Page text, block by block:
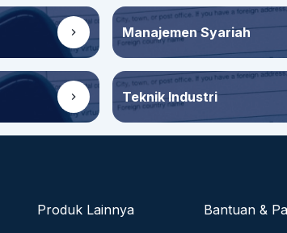
Manajemen Syariah
Teknik Industri
Produk Lainnya
Bantuan &